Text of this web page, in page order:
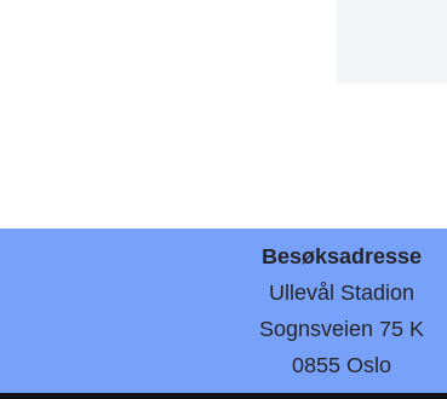
Besøksadresse
Ullevål Stadion
Sognsveien 75 K
0855 Oslo